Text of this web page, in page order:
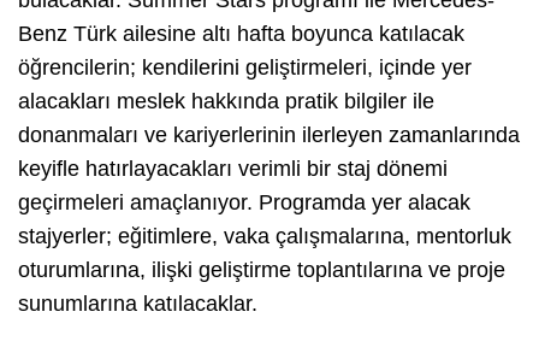
Benz Türk ailesine altı hafta boyunca katılacak
öğrencilerin; kendilerini geliştirmeleri, içinde yer
alacakları meslek hakkında pratik bilgiler ile
donanmaları ve kariyerlerinin ilerleyen zamanlarında
keyifle hatırlayacakları verimli bir staj dönemi
geçirmeleri amaçlanıyor. Programda yer alacak
stajyerler; eğitimlere, vaka çalışmalarına, mentorluk
oturumlarına, ilişki geliştirme toplantılarına ve proje
sunumlarına katılacaklar.